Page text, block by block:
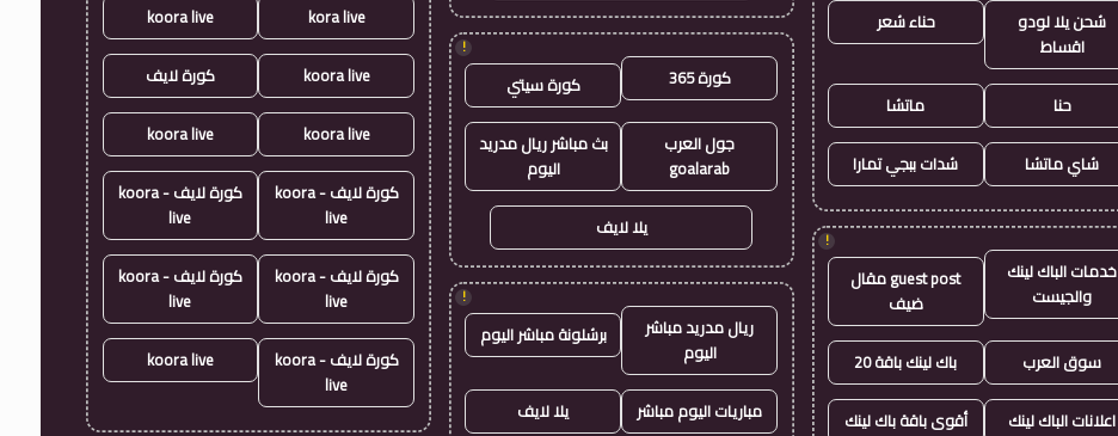
شحن يلا لودو
اقساط
حناء شعر
حنا ماتشا
شاي ماتشا شدات ببجي تمارا
!
خدمات الباك لينك
والجيست
guest post مقال
ضيف
سوق العرب باك لينك باقة 20
اعلانات الباك لينك أقوى باقة باك لينك
!
كورة 365 كورة سيتي
جول العرب
goalarab
بث مباشر ريال مدريد
اليوم
يلا لايف
!
ريال مدريد مباشر
اليوم
برشلونة مباشر اليوم
مباريات اليوم مباشر يلا لايف
kora live
koora live
koora live كورة لايف
koora live
koora live
كورة لايف - koora
live
كورة لايف - koora
live
كورة لايف - koora
live
كورة لايف - koora
live
كورة لايف - koora
live
koora live